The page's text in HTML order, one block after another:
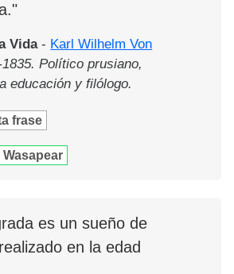
Vida- Karl Wilhelm Von
Político prusiano,
educación y filólogo.
frase
Wasapear
es un sueño de
en la edad